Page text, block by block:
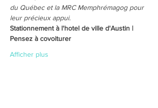
du Québec et la MRC Memphrémagog pour
leur précieux appui.
Stationnement à l'hotel de ville d'Austin |
Pensez à covoiturer
Afficher plus